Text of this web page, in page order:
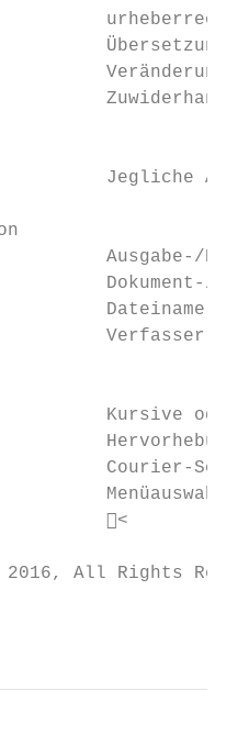
Übersetzung
Veränderung
Jegliche
Ausgabe-/
Dokument-/
Dateiname:
Verfasser:
Kursive
Hervorhebung
Courier-
<
2016, All